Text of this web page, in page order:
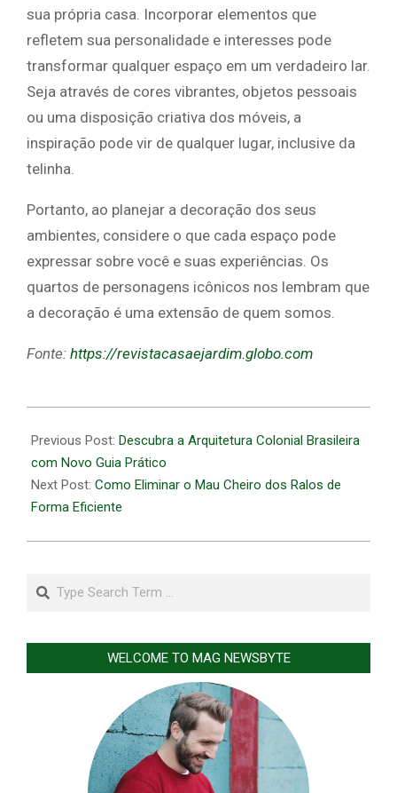
sua própria casa. Incorporar elementos que
refletem sua personalidade e interesses pode
transformar qualquer espaço em um verdadeiro lar.
Seja através de cores vibrantes, objetos pessoais
ou uma disposição criativa dos móveis, a
inspiração pode vir de qualquer lugar, inclusive da
telinha.
Portanto, ao planejar a decoração dos seus
ambientes, considere o que cada espaço pode
expressar sobre você e suas experiências. Os
quartos de personagens icônicos nos lembram que
a decoração é uma extensão de quem somos.
Fonte: https://revistacasaejardim.globo.com
06-
09
Previous Post: Descubra a Arquitetura Colonial Brasileira
com Novo Guia Prático
Next Post: Como Eliminar o Mau Cheiro dos Ralos de
Forma Eficiente
Search
WELCOME TO MAG NEWSBYTE